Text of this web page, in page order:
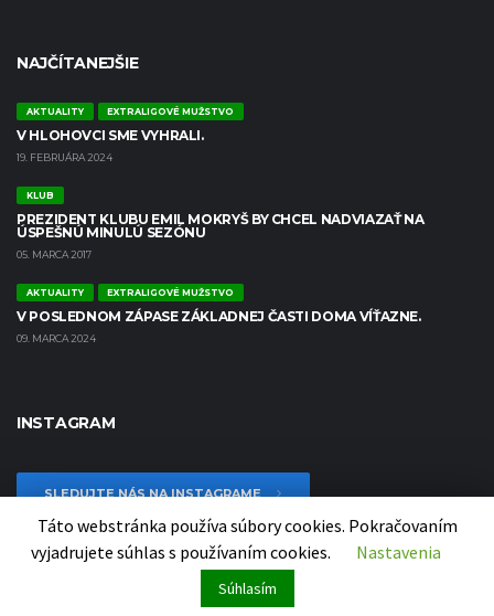
NAJČÍTANEJŠIE
AKTUALITY EXTRALIGOVÉ MUŽSTVO
V HLOHOVCI SME VYHRALI.
19. FEBRUÁRA 2024
KLUB
PREZIDENT KLUBU EMIL MOKRYŠ BY CHCEL NADVIAZAŤ NA
ÚSPEŠNÚ MINULÚ SEZÓNU
05. MARCA 2017
AKTUALITY EXTRALIGOVÉ MUŽSTVO
V POSLEDNOM ZÁPASE ZÁKLADNEJ ČASTI DOMA VÍŤAZNE.
09. MARCA 2024
INSTAGRAM
SLEDUJTE NÁS NA INSTAGRAME
Copyright 2020 MHC ŠTART Nové Zámky | Website created by
Táto webstránka používa súbory cookies. Pokračovaním
vyjadrujete súhlas s používaním cookies.
Nastavenia
Súhlasím